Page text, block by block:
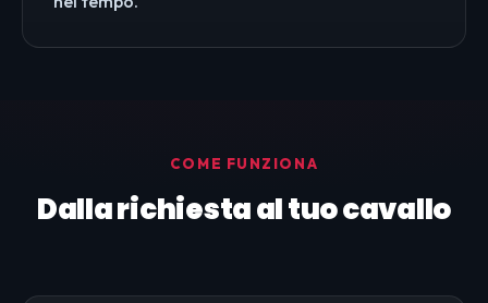
COME FUNZIONA
Dalla richiesta al tuo cavallo